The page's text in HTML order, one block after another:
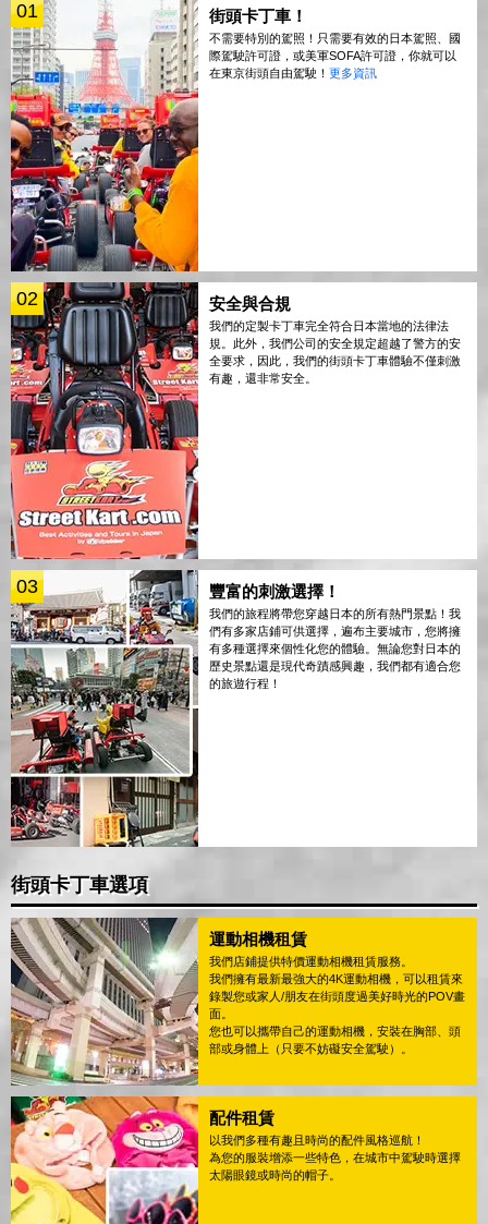
01 街頭卡丁車！
不需要特別的駕照！只需要有效的日本駕照、國
際駕駛許可證，或美軍SOFA許可證，你就可以
在東京街頭自由駕駛！ 更多資訊
02 安全與合規
我們的定製卡丁車完全符合日本當地的法律法
規。此外，我們公司的安全規定超越了警方的安
全要求，因此，我們的街頭卡丁車體驗不僅刺激
有趣，還非常安全。
03 豐富的刺激選擇！
我們的旅程將帶您穿越日本的所有熱門景點！我
們有多家店鋪可供選擇，遍布主要城市，您將擁
有多種選擇來個性化您的體驗。無論您對日本的
歷史景點還是現代奇蹟感興趣，我們都有適合您
的旅遊行程！
街頭卡丁車選項
運動相機租賃
我們店鋪提供特價運動相機租賃服務。
我們擁有最新最強大的4K運動相機，可以租賃來
錄製您或家人/朋友在街頭度過美好時光的POV畫
面。
您也可以攜帶自己的運動相機，安裝在胸部、頭
部或身體上（只要不妨礙安全駕駛）。
配件租賃
以我們多種有趣且時尚的配件風格巡航！
為您的服裝增添一些特色，在城市中駕駛時選擇
太陽眼鏡或時尚的帽子。